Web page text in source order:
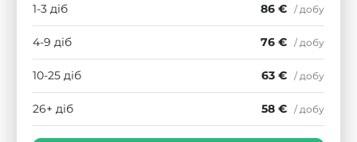
1-3 діб 86 € / добу
4-9 діб 76 € / добу
10-25 діб 63 € / добу
26+ діб 58 € / добу